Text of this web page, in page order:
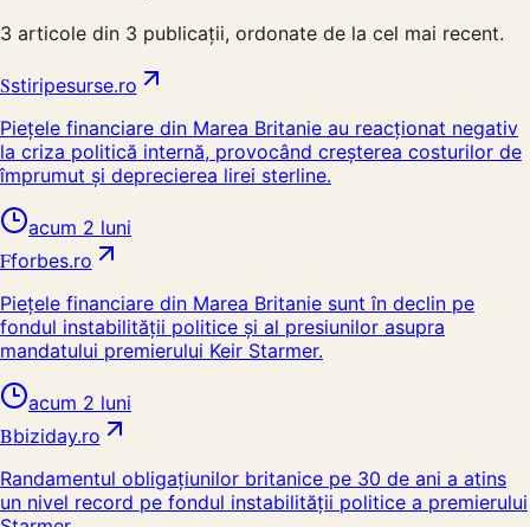
3 articole din 3 publicații, ordonate de la cel mai recent.
Sstiripesurse.ro
Piețele financiare din Marea Britanie au reacționat negativ
la criza politică internă, provocând creșterea costurilor de
împrumut și deprecierea lirei sterline.
acum 2 luni
Fforbes.ro
Piețele financiare din Marea Britanie sunt în declin pe
fondul instabilității politice și al presiunilor asupra
mandatului premierului Keir Starmer.
acum 2 luni
Bbiziday.ro
Randamentul obligațiunilor britanice pe 30 de ani a atins
un nivel record pe fondul instabilității politice a premierului